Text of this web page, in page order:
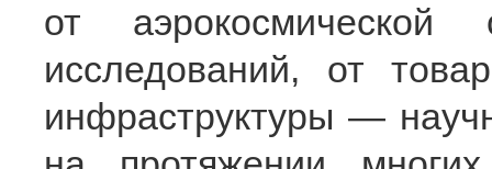
от аэрокосмической
исследований, от
инфраструктуры —